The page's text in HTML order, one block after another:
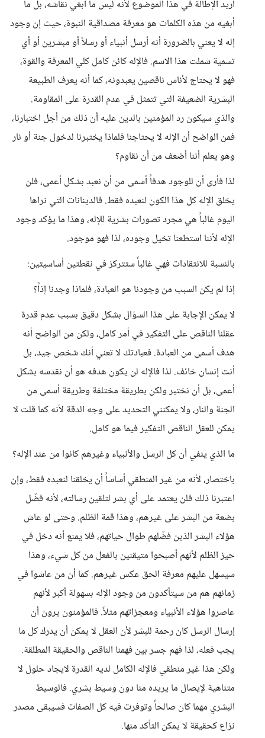
أريد الإطالة في هذا الموضوع لأنه ليس ما أبغي نقاشه، بل ما
أبغيه من هذه الكلمات هو معرفة مصداقية النبوة، حيث إن وجود
إله لا يعني بالضرورة أنه أرسل أنبياء أو رسلاً أو مبشرين أو أي
تسمية شملت هذا الاسم. فالإله كائن كامل كلي المعرفة والقوة،
فهو لا يحتاج لأناس ناقصين يعبدونه، كما أنه يعرف الطبيعة
البشرية الضعيفة التي تتمثل في عدم القدرة على المقاومة.
والذي سيكون رد المؤمنين بالدين عليه أن ذلك من أجل اختبارنا،
فمن الواضح أن الإله لا يحتاجنا فلماذا يختبرنا لدخول جنة أو نار
وهو يعلم أننا أضعف من أن نقاوم؟
لذا فأرى أن للوجود هدفاً أسمى من أن نعبد بشكل أعمى، فلن
يخلق الإله كل هذا الكون لنعبده فقط. فالدينانات التي نراها
اليوم غالباً هي مجرد تصورات بشرية للإله، وهذا ما يؤكد وجود
الإله لأننا استطعنا تخيل وجوده، لذا فهو موجود.
بالنسبة للانتقادات فهي غالباً ستتركز في نقطتين أساسيتين:
إذا لم يكن السبب من وجودنا هو العبادة، فلماذا وجدنا إذاً؟
لا يمكن الإجابة على هذا السؤال بشكل دقيق بسبب عدم قدرة
عقلنا الناقص على التفكير في أمر كامل، ولكن من الواضح أنه
هدف أسمى من العبادة. فعبادتك لا تعني أنك شخص جيد، بل
أنت إنسان خائف. لذا فالإله لن يكون هدفه هو أن نقدسه بشكل
أعمى، بل أن نختبر ولكن بطريقة مختلفة وطريقة أسمى من
الجنة والنار، ولا يمكنني التحديد على وجه الدقة لأنه كما قلت لا
يمكن للعقل الناقص التفكير فيما هو كامل.
ما الذي ينفي أن كل الرسل والأنبياء وغيرهم كانوا من عند الإله؟
باختصار، لأنه من غير المنطقي أساساً أن يخلقنا لنعبده فقط، وإن
اعتبرنا ذلك فلن يعتمد على أي بشر لتلقين رسالته، لأنه فضّل
بضعة من البشر على غيرهم، وهذا قمة الظلم. وحتى لو عاش
هؤلاء البشر الذين فضّلهم طوال حياتهم، فلا يمنع أنه دخل في
حيز الظلم لأنهم أصبحوا متيقنين بالفعل من كل شيء، وهذا
سيسهل عليهم معرفة الحق عكس غيرهم. كما أن من عاشوا في
زمانهم هم من سيتأكدون من وجود الإله بسهولة أكبر لأنهم
عاصروا هؤلاء الأنبياء ومعجزاتهم مثلاً. فالمؤمنون يرون أن
إرسال الرسل كان رحمة للبشر لأن العقل لا يمكن أن يدرك كل ما
يجب فعله، لذا فهم جسر بين فهمنا الناقص والحقيقة المطلقة.
ولكن هذا غير منطقي فالإله الكامل لديه القدرة لايجاد حلول لا
متناهية لإيصال ما يريده منا دون وسيط بشري. فالوسيط
البشري مهما كان صالحاً وتوفرت فيه كل الصفات فسيبقى مصدر
نزاع كحقيقة لا يمكن التأكد منها.